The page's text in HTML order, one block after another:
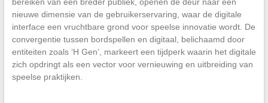
nieuwe dimensie van de gebruikerservaring, waar de digitale
interface een vruchtbare grond voor speelse innovatie wordt. De
convergentie tussen bordspellen en digitaal, belichaamd door
entiteiten zoals ‘H Gen’, markeert een tijdperk waarin het digitale
zich opdringt als een vector voor vernieuwing en uitbreiding van
speelse praktijken.